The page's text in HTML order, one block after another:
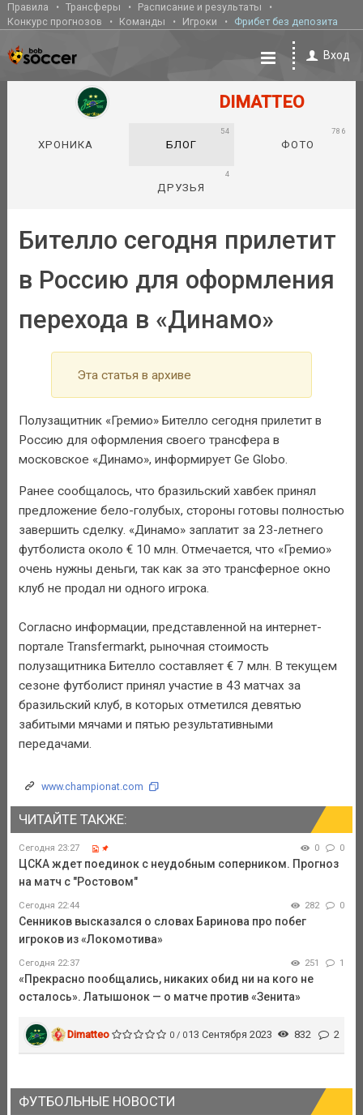
Правила Трансферы
Расписание и результаты
Конкурс прогнозов
Команды Игроки Фрибет без депозита
Вход
DIMATTEO
ХРОНИКА БЛОГ
54
ФОТО
786
ДРУЗЬЯ
4
Бителло сегодня прилетит
в Россию для оформления
перехода в «Динамо»
Эта статья в архиве
Полузащитник «Гремио» Бителло сегодня прилетит в
Россию для оформления своего трансфера в
московское «Динамо», информирует Ge Globo.
Ранее сообщалось, что бразильский хавбек принял
предложение бело-голубых, стороны готовы полностью
завершить сделку. «Динамо» заплатит за 23-летнего
футболиста около € 10 млн. Отмечается, что «Гремио»
очень нужны деньги, так как за это трансферное окно
клуб не продал ни одного игрока.
Согласно информации, представленной на интернет-
портале Transfermarkt, рыночная стоимость
полузащитника Бителло составляет € 7 млн. В текущем
сезоне футболист принял участие в 43 матчах за
бразильский клуб, в которых отметился девятью
забитыми мячами и пятью результативными
передачами.
www.championat.com
ЧИТАЙТЕ ТАКЖЕ:
Сегодня 23:27 0 0
ЦСКА ждет поединок с неудобным соперником. Прогноз
на матч с "Ростовом"
Сегодня 22:44 282 0
Сенников высказался о словах Баринова про побег
игроков из «Локомотива»
Сегодня 22:37 251 1
«Прекрасно пообщались, никаких обид ни на кого не
осталось». Латышонок — о матче против «Зенита»
Dimatteo 0 / 013 Сентября 2023 832 2
ФУТБОЛЬНЫЕ НОВОСТИ